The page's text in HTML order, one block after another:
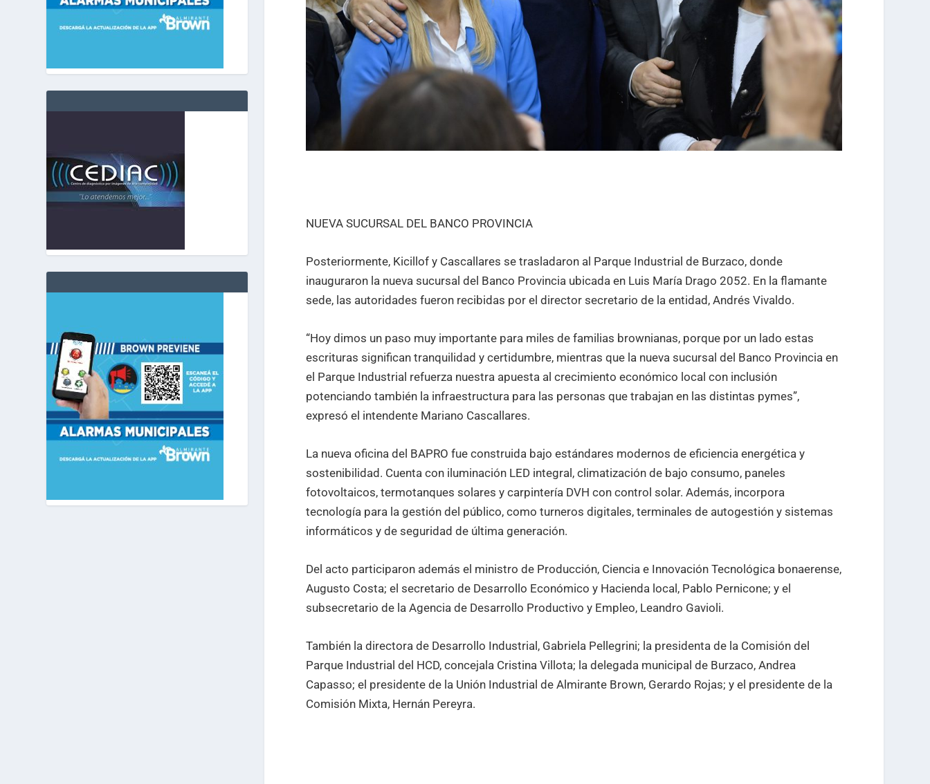
NUEVA SUCURSAL DEL BANCO PROVINCIA
Posteriormente, Kicillof y Cascallares se trasladaron al Parque Industrial de Burzaco, donde
inauguraron la nueva sucursal del Banco Provincia ubicada en Luis María Drago 2052. En la flamante
sede, las autoridades fueron recibidas por el director secretario de la entidad, Andrés Vivaldo.
“Hoy dimos un paso muy importante para miles de familias brownianas, porque por un lado estas
escrituras significan tranquilidad y certidumbre, mientras que la nueva sucursal del Banco Provincia en
el Parque Industrial refuerza nuestra apuesta al crecimiento económico local con inclusión
potenciando también la infraestructura para las personas que trabajan en las distintas pymes”,
expresó el intendente Mariano Cascallares.
La nueva oficina del BAPRO fue construida bajo estándares modernos de eficiencia energética y
sostenibilidad. Cuenta con iluminación LED integral, climatización de bajo consumo, paneles
fotovoltaicos, termotanques solares y carpintería DVH con control solar. Además, incorpora
tecnología para la gestión del público, como turneros digitales, terminales de autogestión y sistemas
informáticos y de seguridad de última generación.
Del acto participaron además el ministro de Producción, Ciencia e Innovación Tecnológica bonaerense,
Augusto Costa; el secretario de Desarrollo Económico y Hacienda local, Pablo Pernicone; y el
subsecretario de la Agencia de Desarrollo Productivo y Empleo, Leandro Gavioli.
También la directora de Desarrollo Industrial, Gabriela Pellegrini; la presidenta de la Comisión del
Parque Industrial del HCD, concejala Cristina Villota; la delegada municipal de Burzaco, Andrea
Capasso; el presidente de la Unión Industrial de Almirante Brown, Gerardo Rojas; y el presidente de la
Comisión Mixta, Hernán Pereyra.